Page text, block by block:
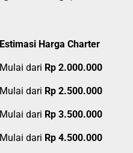
Estimasi Harga Charter
Mulai dari Rp 2.000.000
Mulai dari Rp 2.500.000
Mulai dari Rp 3.500.000
Mulai dari Rp 4.500.000